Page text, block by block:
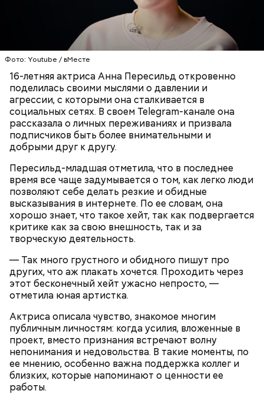
Фото: Youtube / вМесте
16-летняя актриса Анна Пересильд откровенно
поделилась своими мыслями о давлении и
агрессии, с которыми она сталкивается в
социальных сетях. В своем Telegram-канале она
рассказала о личных переживаниях и призвала
подписчиков быть более внимательными и
добрыми друг к другу.
Пересильд-младшая отметила, что в последнее
время все чаще задумывается о том, как легко люди
позволяют себе делать резкие и обидные
высказывания в интернете. По ее словам, она
хорошо знает, что такое хейт, так как подвергается
критике как за свою внешность, так и за
творческую деятельность.
— Так много грустного и обидного пишут про
других, что аж плакать хочется. Проходить через
этот бесконечный хейт ужасно непросто, —
отметила юная артистка.
Актриса описала чувство, знакомое многим
публичным личностям: когда усилия, вложенные в
проект, вместо признания встречают волну
непонимания и недовольства. В такие моменты, по
ее мнению, особенно важна поддержка коллег и
близких, которые напоминают о ценности ее
работы.
Праздник любви, или Ту бе-Ав, отмечается в
Израиле как местный аналог Дня святого
Валентина. Влюбленные в этот день делают друг
другу сюрпризы, дарят цветы и подарки,
устраивают свидания и признаются в своих
чувствах. Праздник уходит корнями в далекое
прошлое — во времена существования еврейской
традиции, когда девушки надевали белые платья и
водили хороводы в виноградниках, а юноши
искали себе невест.